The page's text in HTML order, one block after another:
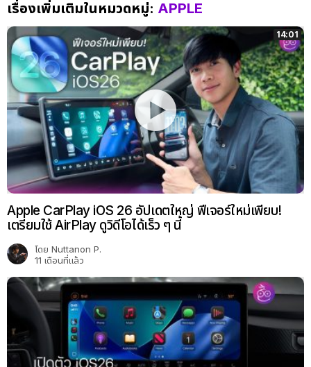
เรื่องเพิ่มเติมในหมวดหมู่: APPLE
14:01
Apple CarPlay iOS 26 อัปเดตใหญ่ ฟีเจอร์ใหม่เพียบ!
เตรียมใช้ AirPlay ดูวิดีโอได้เร็ว ๆ นี้
โดย Nuttanon P.
11 เดือนที่แล้ว